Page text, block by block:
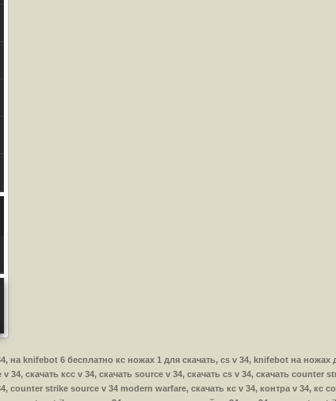
на knifebot 6 бесплатно кс ножах 1 для скачать, cs v 34, knifebot на
34, скачать ксс v 34, скачать source v 34, скачать cs v 34, скачать
counter strike source v 34 modern warfare, скачать кс v 34, контра v 34, кс